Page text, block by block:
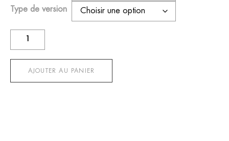
Type de version
quantité
AJOUTER AU PANIER